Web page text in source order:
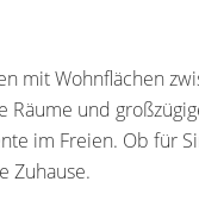
mit Wohnflächen
und
im Freien. Ob für
Zuhause.